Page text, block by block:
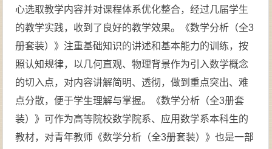
心选取教学内容并对课程体系优化整合，经过几届学生
的教学实践，收到了良好的教学效果。《数学分析（全3
册套装）》注重基础知识的讲述和基本能力的训练，按
照认知规律，以几何直观、物理背景作为引入数学概念
的切入点，对内容讲解简明、透彻，做到重点突出、难
点分散，便于学生理解与掌握。《数学分析（全3册套
装）》可作为高等院校数学院系、应用数学系本科生的
教材，对青年教师《数学分析（全3册套装）》也是一部